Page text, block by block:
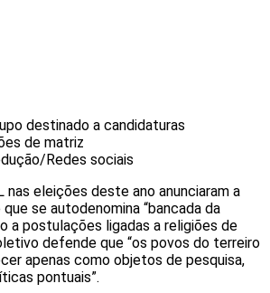
destinado a candidaturas
de matriz
Redes sociais
nas eleições deste ano anunciaram a
se autodenomina “bancada da
a postulações ligadas a religiões de
defende que “os povos do terreiro
apenas como objetos de pesquisa,
pontuais”.